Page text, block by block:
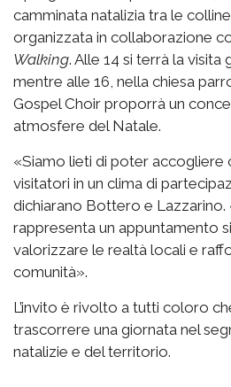
camminata natalizia tra le
organizzata in collaborazione
Walking. Alle 14 si terrà la visita
mentre alle 16, nella chiesa
Gospel Choir proporrà un
atmosfere del Natale.
«Siamo lieti di poter accogliere
visitatori in un clima di
dichiarano Bottero e Lazzarino.
rappresenta un appuntamento
valorizzare le realtà locali e
comunità».
L’invito è rivolto a tutti coloro
trascorrere una giornata nel
natalizie e del territorio.